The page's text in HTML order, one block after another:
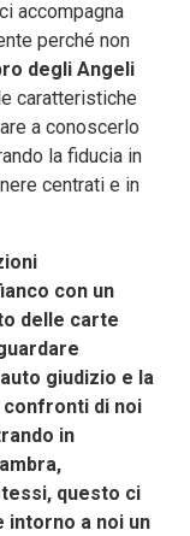
accompagna
perché non
degli Angeli
caratteristiche
a conoscerlo
la fiducia in
centrati e in
con un
delle carte
giudizio e la
di noi
in
questo ci
a noi un